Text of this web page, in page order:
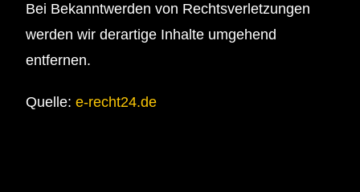
Bei Bekanntwerden von Rechtsverletzungen
werden wir derartige Inhalte umgehend
entfernen.
Quelle:e-recht24.de